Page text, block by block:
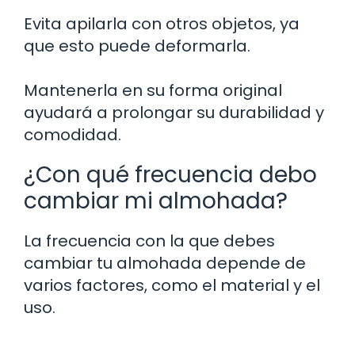
Evita apilarla con otros objetos, ya
que esto puede deformarla.
Mantenerla en su forma original
ayudará a prolongar su durabilidad y
comodidad.
¿Con qué frecuencia debo
cambiar mi almohada?
La frecuencia con la que debes
cambiar tu almohada depende de
varios factores, como el material y el
uso.